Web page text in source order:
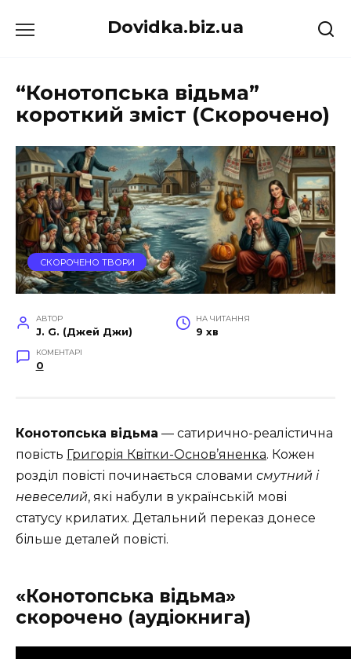
до
Dovidka.biz.ua
“Конотопська відьма”
короткий зміст (Скорочено)
СКОРОЧЕНО ТВОРИ
АВТОР
J. G. (Джей Джи)
НА ЧИТАННЯ
9 хв
КОМЕНТАРІ
0
Конотопська відьма — сатирично-реалістична
повість Григорія Квітки-Основ’яненка. Кожен
розділ повісті починається словами смутний і
невеселий, які набули в українській мові
статусу крилатих. Детальний переказ донесе
більше деталей повісті.
«Конотопська відьма»
скорочено (аудіокнига)